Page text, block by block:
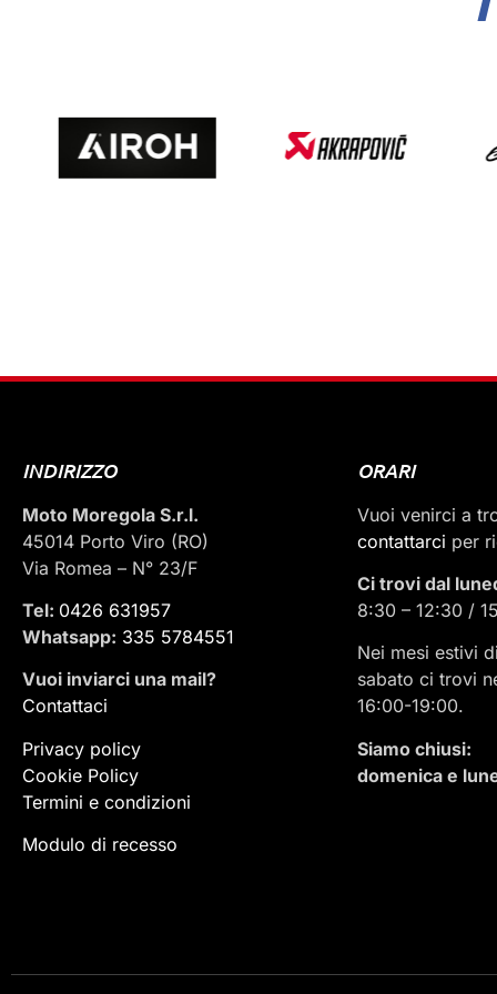
INDIRIZZO
Moto Moregola S.r.l.
45014 Porto Viro (RO)
Via Romea – N° 23/F
Tel: 0426 631957
Whatsapp: 335 5784551
Vuoi inviarci una mail?
Contattaci
Privacy policy
Cookie Policy
Termini e condizioni
Modulo di recesso
ORARI
Vuoi venirci a
contattarci per
Ci trovi dal
8:30 – 12:30 /
Nei mesi estivi
sabato ci trovi
16:00-19:00.
Siamo chiusi:
domenica e